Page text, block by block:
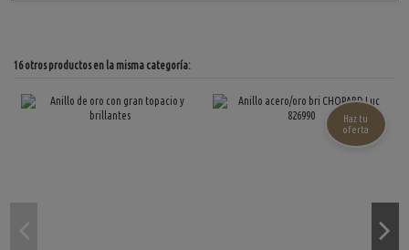
16 otros productos en la misma categoría:
Haz tu
oferta